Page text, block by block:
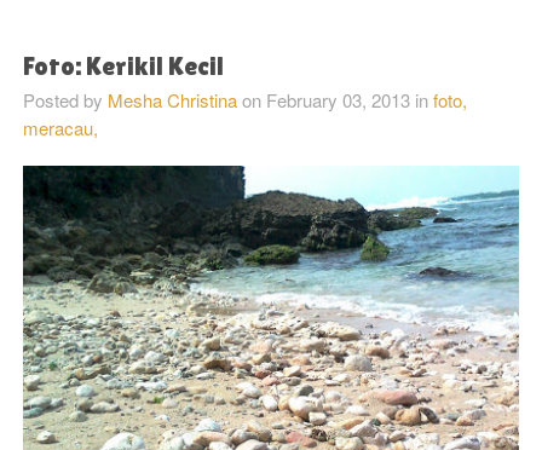
Foto: Kerikil Kecil
Posted by Mesha Christina on February 03, 2013 infoto,
meracau,